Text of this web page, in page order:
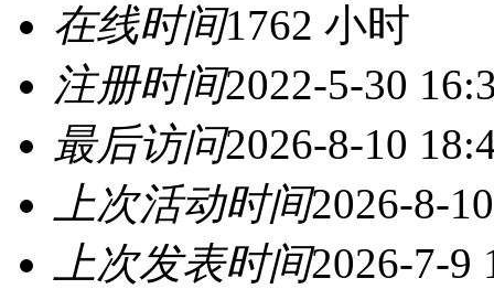
在线时间1762 小时
注册时间2022-5-30
最后访问2026-8-10
上次活动时间2026-8-
上次发表时间2026-7-9